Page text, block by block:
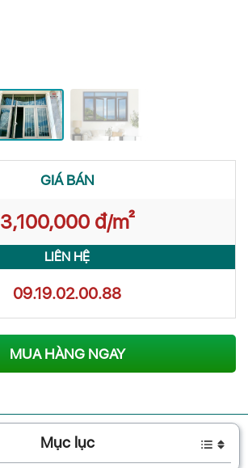
GIÁ BÁN
3,100,000 đ/m²
LIÊN HỆ
09.19.02.00.88
MUA HÀNG NGAY
Mục lục